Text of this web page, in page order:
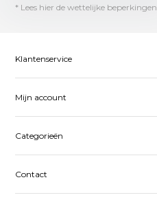
* Lees hier de wettelijke beperkingen
Klantenservice
Mijn account
Categorieën
Contact